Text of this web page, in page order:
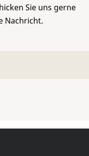
Sie uns gerne
Nachricht.